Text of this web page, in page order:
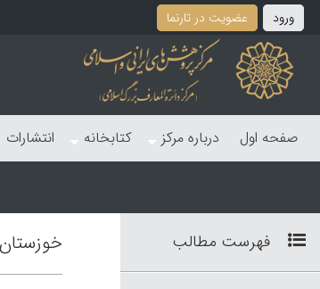
ورود عضویت در تارنما
صفحه اول درباره مرکز کتابخانه انتشارات
فهرست مطالب خوزستان